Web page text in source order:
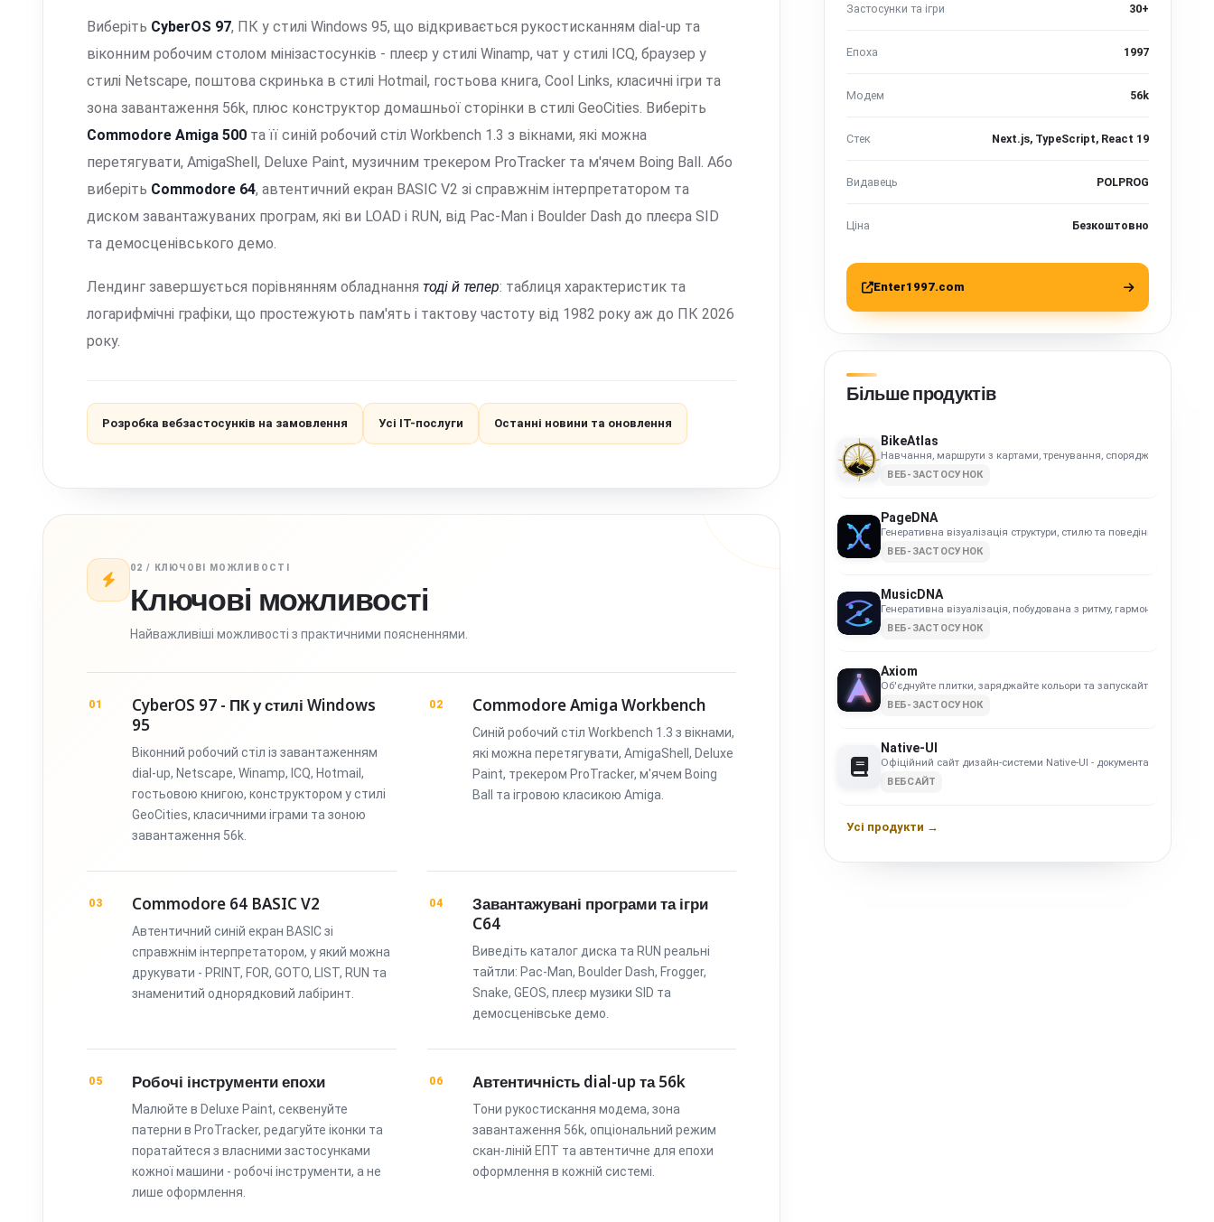
Виберіть CyberOS 97, ПК у стилі Windows 95, що відкривається рукостисканням dial-up та
віконним робочим столом мінізастосунків - плеєр у стилі Winamp, чат у стилі ICQ, браузер у
стилі Netscape, поштова скринька в стилі Hotmail, гостьова книга, Cool Links, класичні ігри та
зона завантаження 56k, плюс конструктор домашньої сторінки в стилі GeoCities. Виберіть
Commodore Amiga 500 та її синій робочий стіл Workbench 1.3 з вікнами, які можна
перетягувати, AmigaShell, Deluxe Paint, музичним трекером ProTracker та м'ячем Boing Ball. Або
виберіть Commodore 64, автентичний екран BASIC V2 зі справжнім інтерпретатором та
диском завантажуваних програм, які ви LOAD і RUN, від Pac-Man і Boulder Dash до плеєра SID
та демосценівського демо.
Лендинг завершується порівнянням обладнаннятоді й тепер: таблиця характеристик та
логарифмічні графіки, що простежують пам'ять і тактову частоту від 1982 року аж до ПК 2026
року.
Розробка вебзастосунків на замовлення Усі ІТ-послуги Останні новини та оновлення
02 / КЛЮЧОВІ МОЖЛИВОСТІ
Ключові можливості
Найважливіші можливості з практичними поясненнями.
01
CyberOS 97 - ПК у стилі Windows
95
Віконний робочий стіл із завантаженням
dial-up, Netscape, Winamp, ICQ, Hotmail,
гостьовою книгою, конструктором у стилі
GeoCities, класичними іграми та зоною
завантаження 56k.
02 Commodore Amiga Workbench
Синій робочий стіл Workbench 1.3 з вікнами,
які можна перетягувати, AmigaShell, Deluxe
Paint, трекером ProTracker, м'ячем Boing
Ball та ігровою класикою Amiga.
03 Commodore 64 BASIC V2
Автентичний синій екран BASIC зі
справжнім інтерпретатором, у який можна
друкувати - PRINT, FOR, GOTO, LIST, RUN та
знаменитий однорядковий лабіринт.
04
Завантажувані програми та ігри
C64
Виведіть каталог диска та RUN реальні
тайтли: Pac-Man, Boulder Dash, Frogger,
Snake, GEOS, плеєр музики SID та
демосценівське демо.
05 Робочі інструменти епохи
Малюйте в Deluxe Paint, секвенуйте
патерни в ProTracker, редагуйте іконки та
поратайтеся з власними застосунками
кожної машини - робочі інструменти, а не
лише оформлення.
06 Автентичність dial-up та 56k
Тони рукостискання модема, зона
завантаження 56k, опціональний режим
скан-ліній ЕПТ та автентичне для епохи
оформлення в кожній системі.
Застосунки та ігри 30+
Епоха 1997
Модем 56k
Стек Next.js, TypeScript, React 19
Видавець POLPROG
Ціна Безкоштовно
Enter1997.com
Більше продуктів
BikeAtlas
Навчання, маршрути з картами, тренування, спорядження та
ВЕБ-ЗАСТОСУНОК
PageDNA
Генеративна візуалізація структури, стилю та поведінки сайту.
ВЕБ-ЗАСТОСУНОК
MusicDNA
Генеративна візуалізація, побудована з ритму, гармонії та
ВЕБ-ЗАСТОСУНОК
Axiom
Об'єднуйте плитки, заряджайте кольори та запускайте вибухові
ВЕБ-ЗАСТОСУНОК
Native-UI
Офіційний сайт дизайн-системи Native-UI - документація,
ВЕБСАЙТ
Усі продукти →